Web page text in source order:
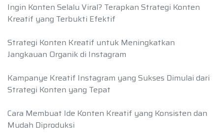
Ingin Konten Selalu Viral? Terapkan Strategi Konten
Kreatif yang Terbukti Efektif
Strategi Konten Kreatif untuk Meningkatkan
Jangkauan Organik di Instagram
Kampanye Kreatif Instagram yang Sukses Dimulai dari
Strategi Konten yang Tepat
Cara Membuat Ide Konten Kreatif yang Konsisten dan
Mudah Diproduksi